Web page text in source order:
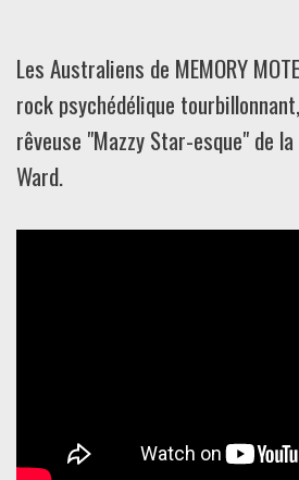
Les Australiens de MEMORY
rock psychédélique
rêveuse "Mazzy Star-esque" de
Ward.